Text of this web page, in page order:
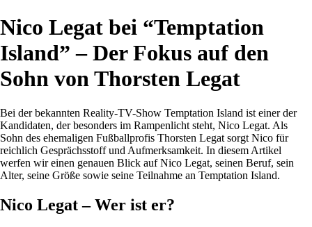
Nico Legat bei “Temptation
Island” – Der Fokus auf den
Sohn von Thorsten Legat
Bei der bekannten Reality-TV-Show Temptation Island ist einer der
Kandidaten, der besonders im Rampenlicht steht, Nico Legat. Als
Sohn des ehemaligen Fußballprofis Thorsten Legat sorgt Nico für
reichlich Gesprächsstoff und Aufmerksamkeit. In diesem Artikel
werfen wir einen genauen Blick auf Nico Legat, seinen Beruf, sein
Alter, seine Größe sowie seine Teilnahme an Temptation Island.
Nico Legat – Wer ist er?